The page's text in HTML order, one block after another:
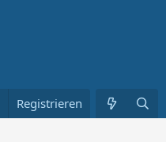
Registrieren